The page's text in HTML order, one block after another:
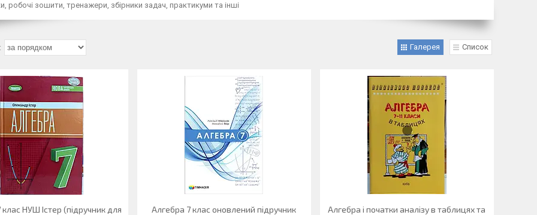
робочі зошити, тренажери, збірники задач, практикуми та інші
Галерея Список
НУШ Істер (підручник для
Алгебра 7 клас оновлений підручник
Алгебра і початки аналізу в таблицях та